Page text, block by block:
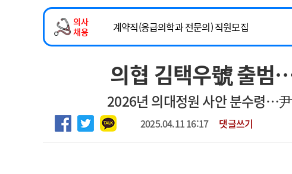
인포메이션 행정처분 판례
회사소개 법적고지
의사
채용
계약직(응급의학과 전문의) 직원모집
하반기 전공의(레지던트1년차) 모집
2026년 하반기 인턴 모집
마취통증의학과 임기제 임상의사 채용
의협 김택우號 출범
2026년 의대정원 사안 분수령…
2025.04.11 16:17 댓글쓰기